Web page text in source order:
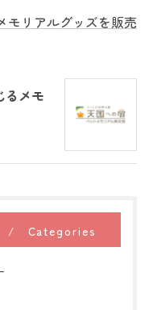
モリアルグッズを販売
るメモ
Categories